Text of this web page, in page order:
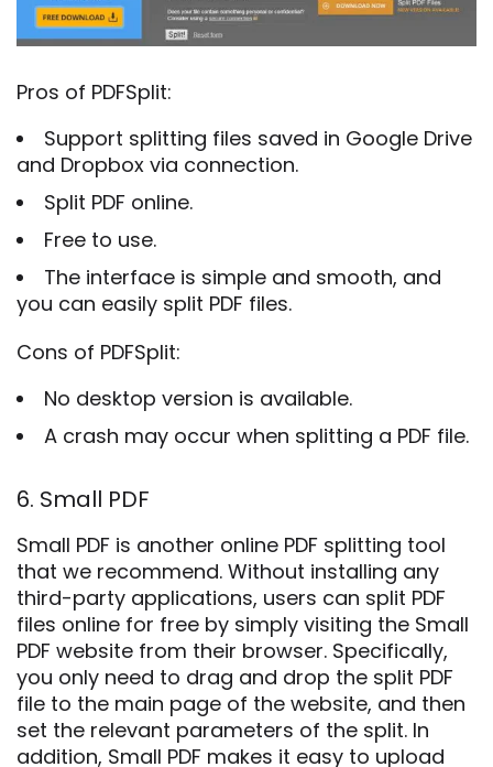
Pros of PDFSplit:
Support splitting files saved in Google Drive
and Dropbox via connection.
Split PDF online.
Free to use.
The interface is simple and smooth, and
you can easily split PDF files.
Cons of PDFSplit:
No desktop version is available.
A crash may occur when splitting a PDF file.
6. Small PDF
Small PDF is another online PDF splitting tool
that we recommend. Without installing any
third-party applications, users can split PDF
files online for free by simply visiting the Small
PDF website from their browser. Specifically,
you only need to drag and drop the split PDF
file to the main page of the website, and then
set the relevant parameters of the split. In
addition, Small PDF makes it easy to upload